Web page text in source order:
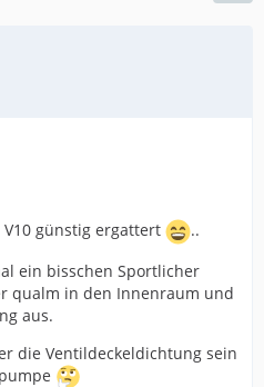
günstig ergattert
..
ein bisschen Sportlicher
qualm in den Innenraum und
aus.
die Ventildeckeldichtung sein